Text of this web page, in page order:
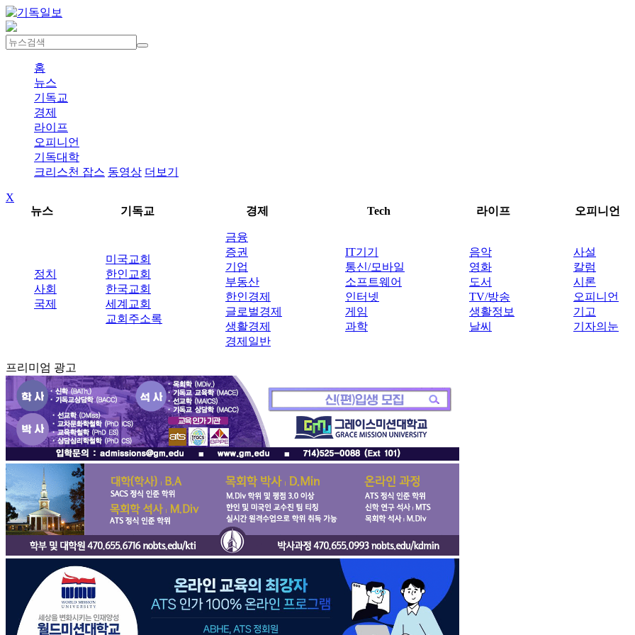
홈
뉴스
기독교
경제
라이프
오피니언
기독대학
크리스천 잡스 동영상 더보기
X
뉴스
기독교 경제 Tech 라이프 오피니언
정치
사회
국제
미국교회
한인교회
한국교회
세계교회
교회주소록
금융
증권
기업
부동산
한인경제
글로벌경제
생활경제
경제일반
IT기기
통신/모바일
소프트웨어
인터넷
게임
과학
음악
영화
도서
TV/방송
생활정보
날씨
사설
칼럼
시론
오피니언
기고
기자의눈
프리미엄 광고